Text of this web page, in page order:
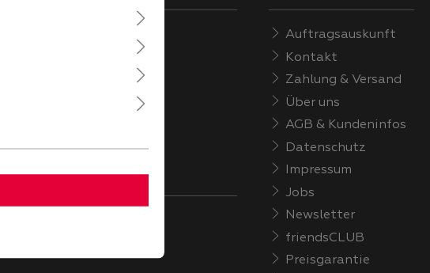
Auftragsauskunft
Kontakt
Zahlung & Versand
Über uns
AGB & Kundeninfos
Datenschutz
Impressum
Jobs
Newsletter
friendsCLUB
Preisgarantie